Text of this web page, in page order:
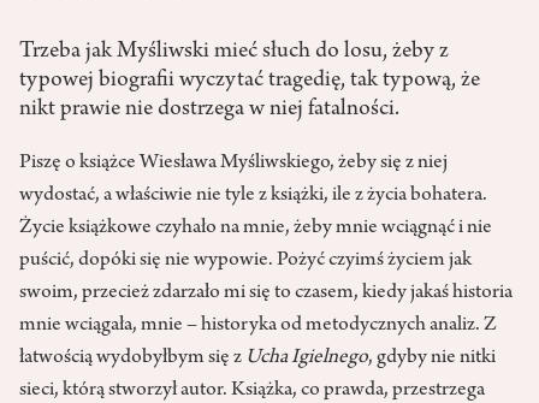
Trzeba jak Myśliwski mieć słuch do losu, żeby z
typowej biografii wyczytać tragedię, tak typową, że
nikt prawie nie dostrzega w niej fatalności.
Piszę o książce Wiesława Myśliwskiego, żeby się z niej
wydostać, a właściwie nie tyle z książki, ile z życia bohatera.
Życie książkowe czyhało na mnie, żeby mnie wciągnąć i nie
puścić, dopóki się nie wypowie. Pożyć czyimś życiem jak
swoim, przecież zdarzało mi się to czasem, kiedy jakaś historia
mnie wciągała, mnie – historyka od metodycznych analiz. Z
łatwością wydobyłbym się z Ucha Igielnego, gdyby nie nitki
sieci, którą stworzył autor. Książka, co prawda, przestrzega